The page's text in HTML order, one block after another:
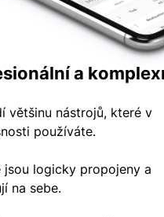
a
většinu nástrojů, které v
používáte.
jsou logicky propojeny a
na sebe.